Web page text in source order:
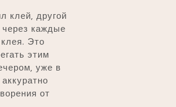
клей‚ другой
каждые
Это
этим
уже в
от